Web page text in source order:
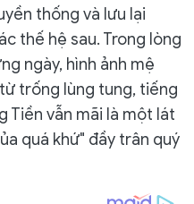
thống và lưu lại
thế hệ sau. Trong lòng
ngày, hình ảnh mệ
trống lùng tung, tiếng
Tiền vẫn mãi là một lát
quá khứ" đầy trân quý